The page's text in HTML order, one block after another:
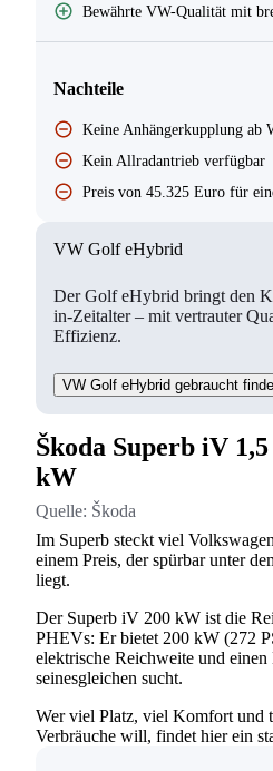
Bewährte VW-Qualität mit
Nachteile
Keine Anhängerkupplung ab
Kein Allradantrieb verfügbar
Preis von 45.325 Euro für
VW Golf eHybrid
Der Golf eHybrid bringt den
in-Zeitalter – mit vertrauter
Effizienz.
VW Golf eHybrid gebraucht
Škoda Superb iV
kW
Quelle: Škoda
Im Superb steckt viel
einem Preis, der spürbar unter
liegt.
Der Superb iV 200 kW ist die
PHEVs: Er bietet 200 kW (272
elektrische Reichweite und
seinesgleichen sucht.
Wer viel Platz, viel Komfort und
Verbräuche will, findet hier ein